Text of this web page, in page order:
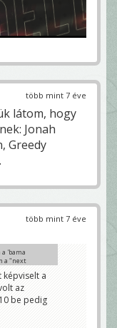
több mint 7 éve
látom, hogy
Jonah
Greedy
több mint 7 éve
'bama
a "next
képviselt a
az
be pedig